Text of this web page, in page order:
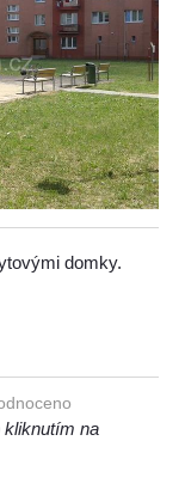
domky.
kliknutím na